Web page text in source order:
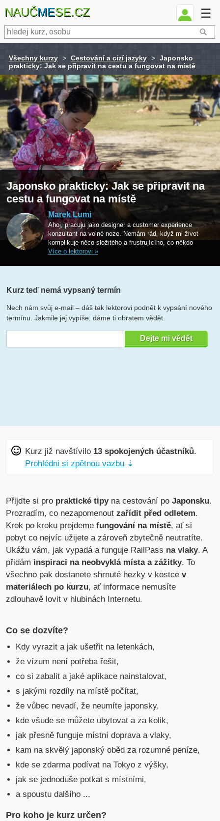
NAUČMESE.CZ ☰
Všechny kurzy > Cestování a cizí jazyky > Japonsko
prakticky: Jak se připravit na cestu a fungovat na místě
Japonsko prakticky: Jak se připravit na
cestu a fungovat na místě
Marek Lumi
Ahoj, pracuju jako designer a customer experience
konzultant na volné noze. Nemám rád, když mi život
komplikuje něco složitého a frustrujícího, co někdo
Více o lektorovi »
Kurz teď nemá vypsaný termín
Nech nám svůj e-mail – dáš tak lektorovi podnět k vypsání nového
termínu. Jakmile jej vypíše, dáme ti obratem vědět.
Kurz již navštívilo 13 spokojených účastníků.
Prohlédni si zpětnou vazbu ⇣
Přijďte si pro praktické tipyna cestování poJaponsku.
Prozradím, co nezapomenoutzařídit před odletem.
Krok po kroku projdemefungování na místě, ať si
pobyt co nejvíc užijete a zároveň zbytečně neutratíte.
Ukážu vám, jak vypadá a funguje RailPass na vlaky. A
přidám inspiraci na neobvyklá místa a zážitky. To
všechno pak dostanete shrnuté hezky v kostcev
materiálech po kurzu, ať informace nemusíte
zdlouhavě lovit v hlubinách Internetu.
Co se dozvíte?
Kdy vyrazit a jak ušetřit na letenkách,
že vízum není potřeba řešit,
co si zabalit a jaké aplikace nainstalovat,
s jakými rozdíly na místě počítat,
že vůbec nevadí, že neumíte japonsky,
kde všude se můžete ubytovat a za kolik,
jak přesně funguje místní doprava a vlaky,
kam na skvělý japonský oběd za rozumné peníze,
kde se zdarma podívat na Tokyo z výšky,
jak se jednoduše potkat s místními,
a spoustu dalšího ...
Pro koho je kurz určen?